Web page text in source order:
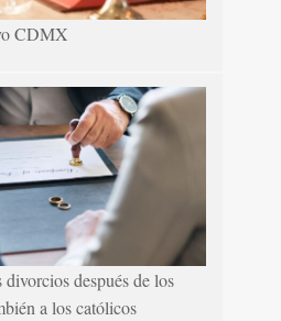
CDMX
después de los
a los católicos